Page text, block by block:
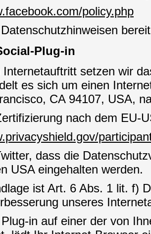
policy.php
Plug-in
Internetauftritt setzen wir
es sich um einen
CA 94107, USA,
nach dem EU-
dass die
USA eingehalten werden.
ist Art. 6 Abs. 1 lit. f)
unseres
in auf einer der von